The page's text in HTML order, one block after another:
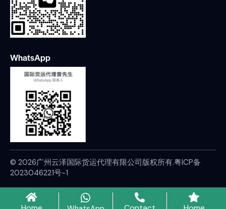
WhatsApp
© 2026广州云泽国际货运代理有限公司版权所有.粤ICP备
2023046221号-1